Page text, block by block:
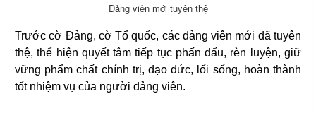
Đảng viên mới tuyên thệ
Trước cờ Đảng, cờ Tổ quốc, các đảng viên mới đã tuyên
thệ, thể hiện quyết tâm tiếp tục phấn đấu, rèn luyện, giữ
vững phẩm chất chính trị, đạo đức, lối sống, hoàn thành
tốt nhiệm vụ của người đảng viên.